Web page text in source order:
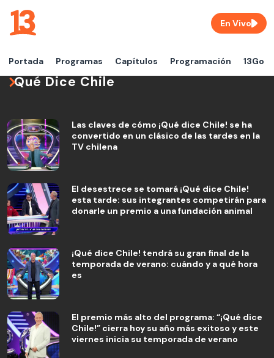
Portada Programas Capítulos Programación 13Go
En Vivo
Qué Dice Chile
Las claves de cómo ¡Qué dice Chile! se ha
convertido en un clásico de las tardes en la
TV chilena
El desestrece se tomará ¡Qué dice Chile!
esta tarde: sus integrantes competirán para
donarle un premio a una fundación animal
¡Qué dice Chile! tendrá su gran final de la
temporada de verano: cuándo y a qué hora
es
El premio más alto del programa: “¡Qué dice
Chile!” cierra hoy su año más exitoso y este
viernes inicia su temporada de verano